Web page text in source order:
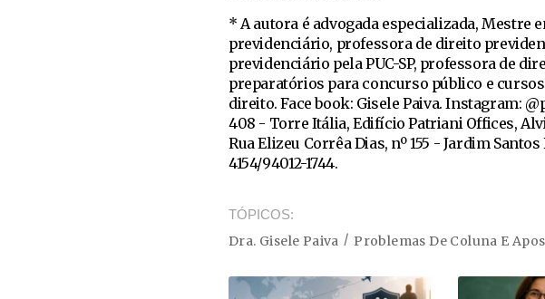
* A autora é advogada especializada, Mestre
previdenciário, professora de direito
previdenciário pela PUC-SP, professora de
preparatórios para concurso público e
direito. Face book: Gisele Paiva. Instagram:
408 - Torre Itália, Edifício Patriani Offices,
Rua Elizeu Corrêa Dias, nº 155 - Jardim
4154/94012-1744.
TÓPICOS
Dra. Gisele Paiva Problemas De Coluna E